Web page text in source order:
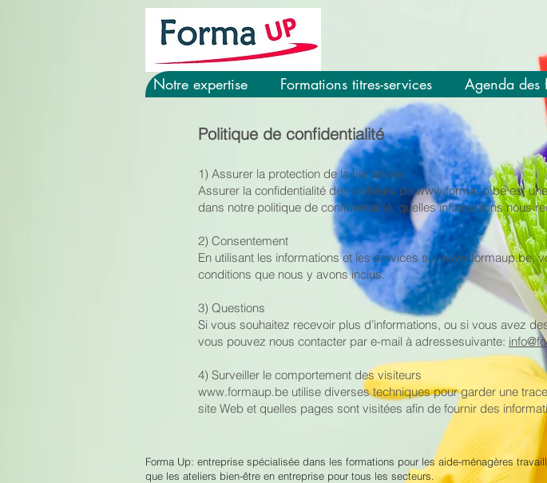
Notre expertise Formations titres-services Agenda des
Politique de confidentialité
1) Assurer la protection de la vie privée
Assurer la confidentialité des visiteurs dewww.formaup.beest
dans notre politique de confidentialité, quelles informations nous
2) Consentement
En utilisant les informations et les services surwww.formaup.be,
conditions que nous y avons inclus.
3) Questions
Si vous souhaitez recevoir plus d’informations, ou si vous avez
vous pouvez nous contacter par e-mail à adressesuivante: info@f
4) Surveiller le comportement des visiteurs
www.formaup.be utilise diverses techniques pour garder une
site Web et quelles pages sont visitées afin de fournir des
Forma Up: entreprise spécialisée dans les formations pour les aide-ménagères
que les ateliers bien-être en entreprise pour tous les secteurs.